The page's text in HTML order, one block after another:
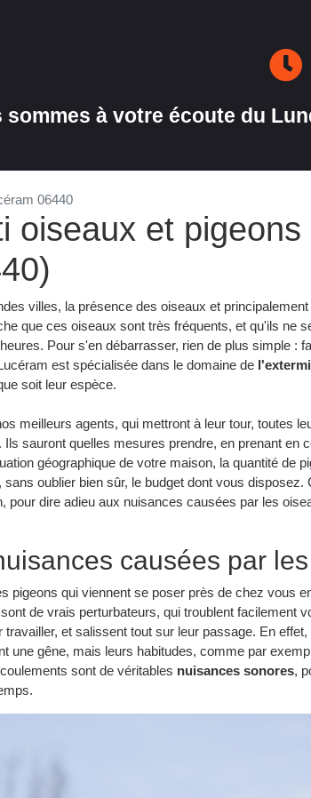
sommes à votre écoute du
06440
oiseaux et pigeons
villes, la présence des oiseaux et
que ces oiseaux sont très fréquents, et qu'ils ne
Pour s'en débarrasser, rien de plus simple :
est spécialisée dans le domaine de
soit leur espèce.
meilleurs agents, qui mettront à leur tour, toutes
sauront quelles mesures prendre, en prenant en
géographique de votre maison, la quantité de
oublier bien sûr, le budget dont vous disposez.
pour dire adieu aux nuisances causées par les
causées par
pigeons qui viennent se poser près de chez vous
de vrais perturbateurs, qui troublent facilement
et salissent tout sur leur passage. En
une gêne, mais leurs habitudes, comme par
sont de véritables nuisances sonores,